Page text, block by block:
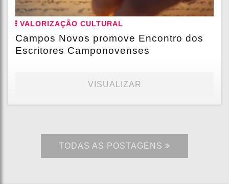
VALORIZAÇÃO CULTURAL
Campos Novos promove Encontro dos
Escritores Camponovenses
VISUALIZAR
TODAS AS POSTAGENS